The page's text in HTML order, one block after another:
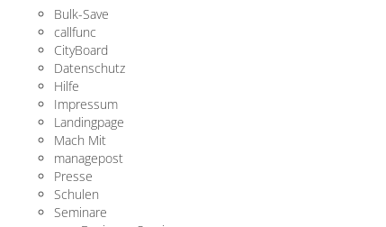
Bulk-Save
callfunc
CityBoard
Datenschutz
Hilfe
Impressum
Landingpage
Mach Mit
managepost
Presse
Schulen
Seminare